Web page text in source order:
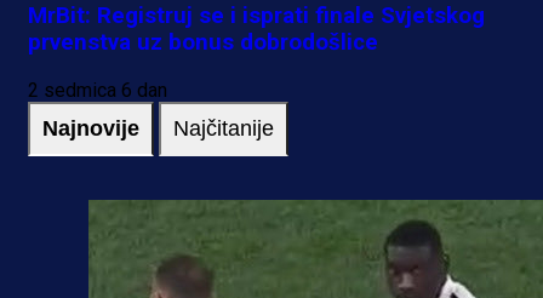
MrBit: Registruj se i isprati finale Svjetskog
prvenstva uz bonus dobrodošlice
2 sedmica 6 dan
Najnovije Najčitanije